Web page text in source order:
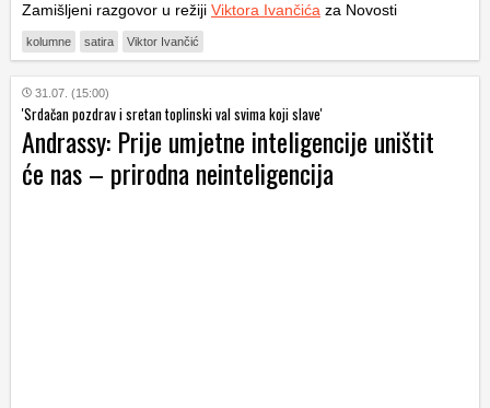
Zamišljeni razgovor u režiji Viktora Ivančića za Novosti
kolumne satira Viktor Ivančić
31.07. (15:00)
'Srdačan pozdrav i sretan toplinski val svima koji slave'
Andrassy: Prije umjetne inteligencije uništit
će nas – prirodna neinteligencija